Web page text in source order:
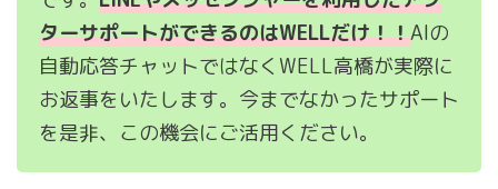
ターサポートができるのはWELLだけ！！AIの
自動応答チャットではなくWELL高橋が実際に
お返事をいたします。今までなかったサポート
を是非、この機会にご活用ください。